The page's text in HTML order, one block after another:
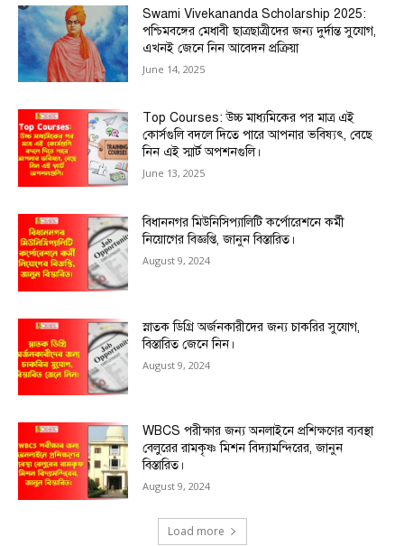
Swami Vivekananda Scholarship 2025:
পশ্চিমবঙ্গের মেধাবী ছাত্রছাত্রীদের জন্য দুর্দান্ত সুযোগ,
এখনই জেনে নিন আবেদন প্রক্রিয়া
June 14, 2025
Top Courses: উচ্চ মাধ্যমিকের পর মাত্র এই
কোর্সগুলি বদলে দিতে পারে আপনার ভবিষ্যৎ, বেছে
নিন এই স্মার্ট অপশনগুলি।
June 13, 2025
বিধাননগর মিউনিসিপ্যালিটি কর্পোরেশনে কর্মী
নিয়োগের বিজ্ঞপ্তি, জানুন বিস্তারিত।
August 9, 2024
স্নাতক ডিগ্রি অর্জনকারীদের জন্য চাকরির সুযোগ,
বিস্তারিত জেনে নিন।
August 9, 2024
WBCS পরীক্ষার জন্য অনলাইনে প্রশিক্ষণের ব্যবস্থা
বেলুরের রামকৃষ্ণ মিশন বিদ্যামন্দিরের, জানুন
বিস্তারিত।
August 9, 2024
Load more